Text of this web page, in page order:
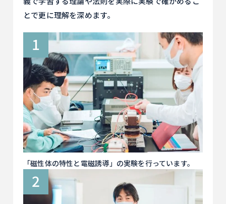
とで更に理解を深めます。
「磁性体の特性と電磁誘導」の実験を行っています。